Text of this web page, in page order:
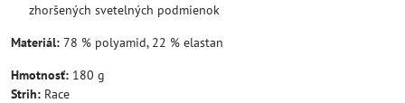
zhoršených svetelných podmienok
Materiál: 78 % polyamid, 22 % elastan
Hmotnosť: 180 g
Strih: Race